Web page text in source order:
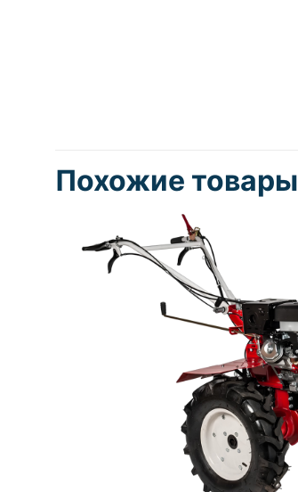
Похожие товары